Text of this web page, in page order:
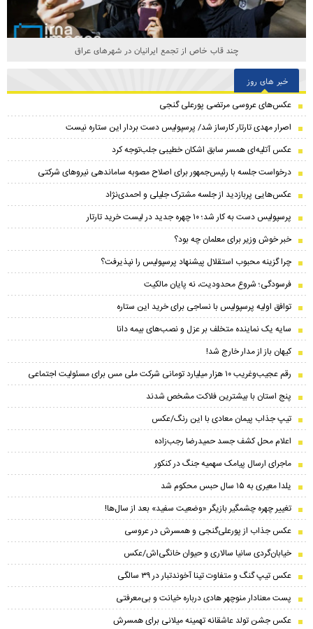
چند قاب خاص از تجمع ایرانیان در شهرهای عراق
خبر های روز
عکس‌های عروسی مرتضی پورعلی گنجی
اصرار مهدی تارتار کارساز شد/ پرسپولیس دست بردار این ستاره نیست
عکس آتلیه‌ای همسر سابق اشکان خطیبی جلب‌توجه کرد
درخواست جلسه با رئیس‌جمهور برای اصلاح مصوبه ساماندهی نیروهای شرکتی
عکس‌هایی پربازدید از جلسه مشترک جلیلی و احمدی‌نژاد
پرسپولیس دست به کار شد؛ ۱۰ چهره جدید در لیست خرید تارتار
خبر خوش وزیر برای معلمان چه بود؟
چرا گزینه محبوب استقلال پیشنهاد پرسپولیس را نپذیرفت؟
فرسودگی؛ شروع محدودیت، نه پایان مالکیت
توافق اولیه پرسپولیس با نساجی برای خرید این ستاره
سایه یک نماینده متخلف بر عزل و نصب‌های بیمه دانا
کیهان باز از مدار خارج شد!
رقم عجیب‌وغریب ۱۰ هزار میلیارد تومانی شرکت ملی مس برای مسئولیت اجتماعی
پنج استان با بیشترین فلاکت مشخص شدند
تیپ جذاب‌ پیمان معادی با این رنگ/عکس
اعلام محل کشف جسد حمیدرضا رجب‌زاده
ماجرای ارسال پیامک سهمیه جنگ در کنکور
یلدا معیری به ۱۵ سال حبس محکوم شد
تغییر چهره چشمگیر بازیگر «وضعیت سفید» بعد از سال‌ها!
عکس جذاب از پورعلی‌گنجی و همسرش در عروسی
خیابان‌گردی سانیا سالاری و حیوان خانگی‌اش/عکس
عکس تیپ گنگ و متفاوت تینا آخوندتبار در ۳۹ سالگی
پست معنادار منوچهر هادی درباره خیانت و بی‌معرفتی
عکس جشن تولد عاشقانه تهمینه میلانی برای همسرش